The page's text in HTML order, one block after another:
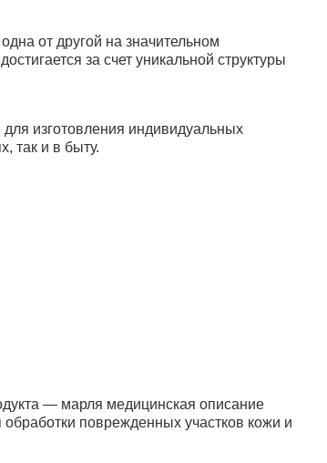
от другой на значительном
за счет уникальной структуры
изготовления индивидуальных
так и в быту.
— марля медицинская описание
поврежденных участков кожи и